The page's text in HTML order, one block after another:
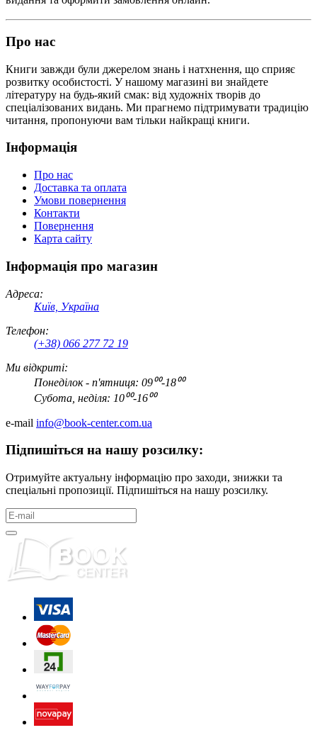
Про нас
Книги завжди були джерелом знань і натхнення, що сприяє
розвитку особистості. У нашому магазині ви знайдете
літературу на будь-який смак: від художніх творів до
спеціалізованих видань. Ми прагнемо підтримувати традицію
читання, пропонуючи вам тільки найкращі книги.
Інформація
Про нас
Доставка та оплата
Умови повернення
Контакти
Повернення
Карта сайту
Інформація про магазин
Адреса:
Київ, Україна
Телефон:
(+38) 066 277 72 19
Ми відкриті:
Понеділок - п'ятниця: 09⁰⁰-18⁰⁰
Субота, неділя: 10⁰⁰-16⁰⁰
e-mail info@book-center.com.ua
Підпишіться на нашу розсилку:
Отримуйте актуальну інформацію про заходи, знижки та
спеціальні пропозиції. Підпишіться на нашу розсилку.